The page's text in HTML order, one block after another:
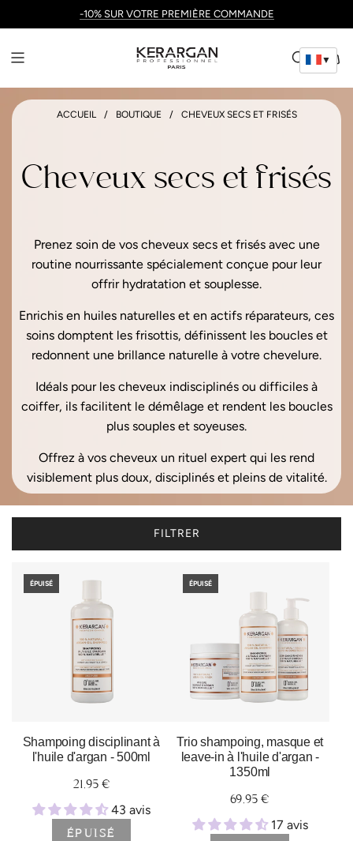
-10% SUR VOTRE PREMIÈRE COMMANDE
▼
ACCUEIL / BOUTIQUE / CHEVEUX SECS ET FRISÉS
Cheveux secs et frisés
Prenez soin de vos cheveux secs et frisés avec une
routine nourrissante spécialement conçue pour leur
offrir hydratation et souplesse.
Enrichis en huiles naturelles et en actifs réparateurs, ces
soins domptent les frisottis, définissent les boucles et
redonnent une brillance naturelle à votre chevelure.
Idéals pour les cheveux indisciplinés ou difficiles à
coiffer, ils facilitent le démêlage et rendent les boucles
plus souples et soyeuses.
Offrez à vos cheveux un rituel expert qui les rend
visiblement plus doux, disciplinés et pleins de vitalité.
FILTRER
ÉPUISÉ
Shampoing disciplinant à
l'huile d'argan - 500ml
21,95 €
43 avis
ÉPUISÉ
ÉPUISÉ
Trio shampoing, masque et
leave-in à l'huile d'argan -
1350ml
69,95 €
17 avis